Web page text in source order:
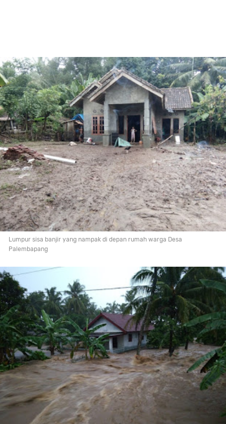
Lumpur sisa banjir yang nampak di depan rumah warga Desa
Palembapang